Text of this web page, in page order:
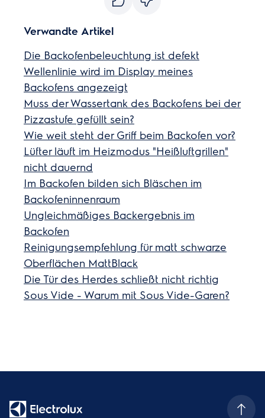
Verwandte Artikel
Die Backofenbeleuchtung ist defekt
Wellenlinie wird im Display meines
Backofens angezeigt
Muss der Wassertank des Backofens bei der
Pizzastufe gefüllt sein?
Wie weit steht der Griff beim Backofen vor?
Lüfter läuft im Heizmodus "Heißluftgrillen"
nicht dauernd
Im Backofen bilden sich Bläschen im
Backofeninnenraum
Ungleichmäßiges Backergebnis im
Backofen
Reinigungsempfehlung für matt schwarze
Oberflächen MattBlack
Die Tür des Herdes schließt nicht richtig
Sous Vide - Warum mit Sous Vide-Garen?